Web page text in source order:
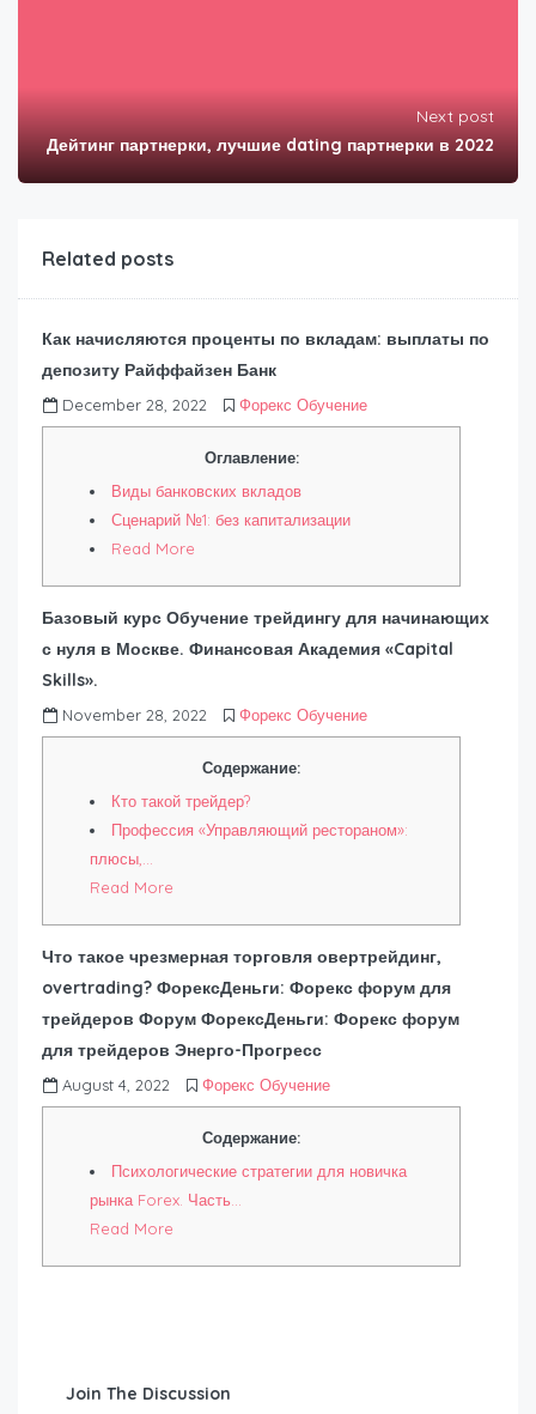
Next post
Дейтинг партнерки, лучшие dating партнерки в 2022
Related posts
Как начисляются проценты по вкладам: выплаты по
депозиту Райффайзен Банк
December 28, 2022 Форекс Обучение
Оглавление:
Виды банковских вкладов
Сценарий №1: без капитализации
Read More
Базовый курс Обучение трейдингу для начинающих
с нуля в Москве. Финансовая Академия «Capital
Skills».
November 28, 2022 Форекс Обучение
Содержание:
Кто такой трейдер?
Профессия «Управляющий рестораном»:
плюсы,…
Read More
Что такое чрезмерная торговля овертрейдинг,
overtrading? ФорексДеньги: Форекс форум для
трейдеров Форум ФорексДеньги: Форекс форум
для трейдеров Энерго-Прогресс
August 4, 2022 Форекс Обучение
Содержание:
Психологические стратегии для новичка
рынка Forex. Часть…
Read More
Join The Discussion